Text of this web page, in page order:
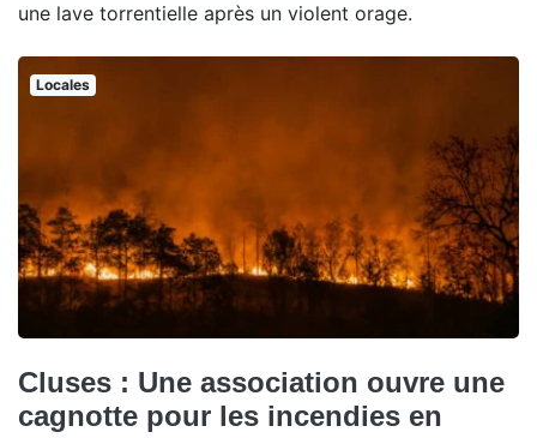
une lave torrentielle après un violent orage.
Locales
Cluses : Une association ouvre une
cagnotte pour les incendies en